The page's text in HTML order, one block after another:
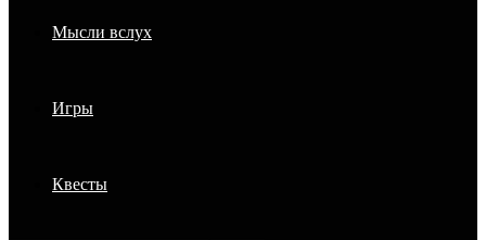
Мысли вслух
Игры
Квесты